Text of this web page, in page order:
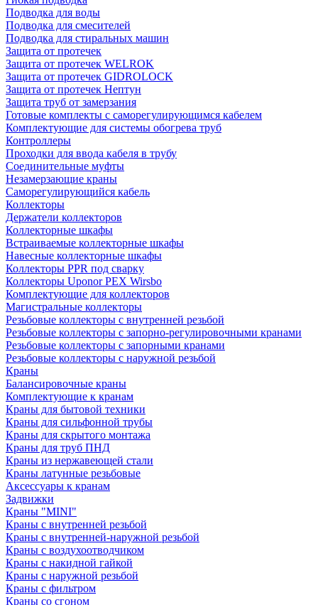
Подводка для воды
Подводка для смесителей
Подводка для стиральных машин
Защита от протечек
Защита от протечек WELROK
Защита от протечек GIDROLOCK
Защита от протечек Нептун
Защита труб от замерзания
Готовые комплекты с саморегулирующимся кабелем
Комплектующие для системы обогрева труб
Контроллеры
Проходки для ввода кабеля в трубу
Соединительные муфты
Незамерзающие краны
Саморегулирующийся кабель
Коллекторы
Держатели коллекторов
Коллекторные шкафы
Встраиваемые коллекторные шкафы
Навесные коллекторные шкафы
Коллекторы PPR под сварку
Коллекторы Uponor PEX Wirsbo
Комплектующие для коллекторов
Магистральные коллекторы
Резьбовые коллекторы с внутренней резьбой
Резьбовые коллекторы с запорно-регулировочными кранами
Резьбовые коллекторы с запорными кранами
Резьбовые коллекторы с наружной резьбой
Краны
Балансировочные краны
Комплектующие к кранам
Краны для бытовой техники
Краны для сильфонной трубы
Краны для скрытого монтажа
Краны для труб ПНД
Краны из нержавеющей стали
Краны латунные резьбовые
Аксессуары к кранам
Задвижки
Краны "MINI"
Краны с внутренней резьбой
Краны с внутренней-наружной резьбой
Краны с воздухоотводчиком
Краны с накидной гайкой
Краны с наружной резьбой
Краны с фильтром
Краны со сгоном